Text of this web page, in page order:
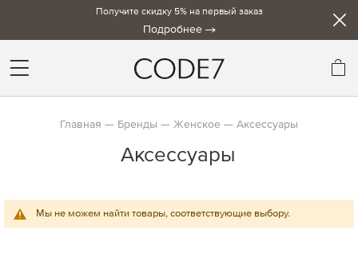
Получите скидку 5% на первый заказ
Подробнее
Главная Бренды Женское Аксессуары
Аксессуары
Мы не можем найти товары, соответствующие выбору.